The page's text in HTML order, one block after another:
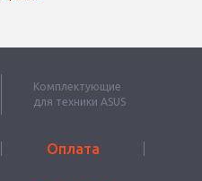
Комплектующие
для техники ASUS
Оплата